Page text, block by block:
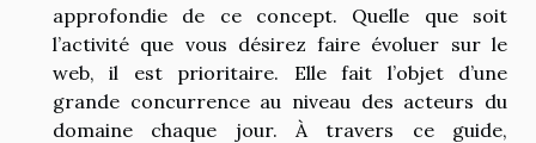
approfondie de ce concept. Quelle que soit
l’activité que vous désirez faire évoluer sur le
web, il est prioritaire. Elle fait l’objet d’une
grande concurrence au niveau des acteurs du
domaine chaque jour. À travers ce guide,